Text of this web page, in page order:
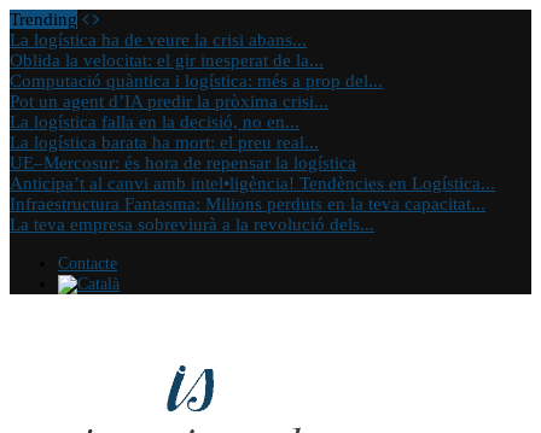
Trending
La logística ha de veure la crisi abans...
Oblida la velocitat: el gir inesperat de la...
Computació quàntica i logística: més a prop del...
Pot un agent d’IA predir la pròxima crisi...
La logística falla en la decisió, no en...
La logística barata ha mort: el preu real...
UE–Mercosur: és hora de repensar la logística
Anticipa’t al canvi amb intel•ligència! Tendències en Logística...
Infraestructura Fantasma: Milions perduts en la teva capacitat...
La teva empresa sobreviurà a la revolució dels...
Contacte